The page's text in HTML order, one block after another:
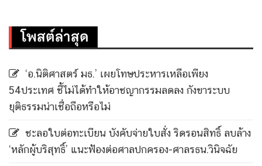
โพสต์ล่าสุด
‘อ.นิติศาสตร์ มธ.’ เผยโทษประหารเหลือเพียง
54ประเทศ ชี้ไม่ได้ทำให้อาชญากรรมลดลง กังขาระบบ
ยุติธรรมน่าเชื่อถือหรือไม่
ชะลอใบต่อทะเบียน บังคับจ่ายใบสั่ง ริดรอนสิทธิ์ ลบล้าง
‘หลักผู้บริสุทธิ์’ แนะฟ้องต่อศาลปกครอง-ศาลรธน.วินิจฉัย